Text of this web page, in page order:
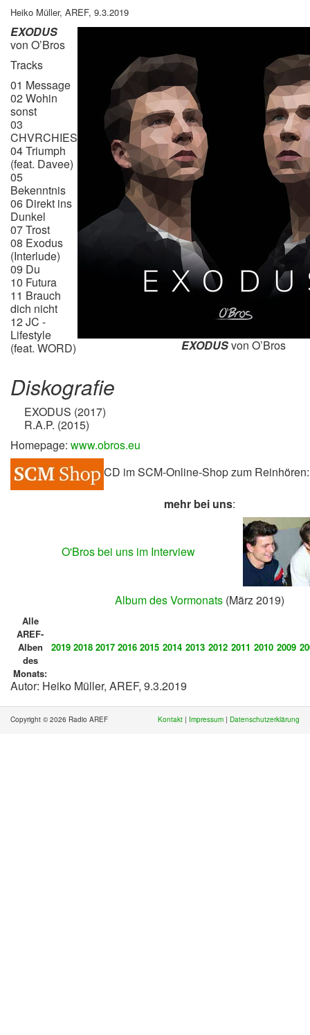
Heiko Müller, AREF, 9.3.2019
EXODUS
von O’Bros
Tracks
01 Message
02 Wohin
sonst
03
CHVRCHIES
04 Triumph
(feat. Davee)
05
Bekenntnis
06 Direkt ins
Dunkel
07 Trost
08 Exodus
(Interlude)
09 Du
10 Futura
11 Brauch
dich nicht
12 JC -
Lifestyle
(feat. WORD)
EXODUSvon O’Bros
Diskografie
EXODUS (2017)
R.A.P. (2015)
Homepage: www.obros.eu
CD im SCM-Online-Shop zum
mehr bei uns:
O'Bros bei uns im Interview
Album des Vormonats (März 2019)
Alle
AREF-
Alben
des
Monats:
2019 2018 2017 2016 2015 2014 2013 2012 2011 2010 2009
Autor: Heiko Müller, AREF, 9.3.2019
Copyright © 2026 Radio AREF Kontakt | Impressum | Datenschutzerklärung